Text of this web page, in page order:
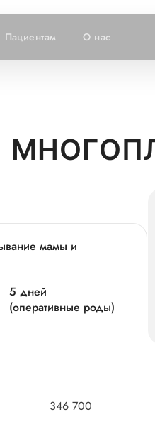
Пациентам О нас
мамы и
5 дней
(оперативные роды)
346 700